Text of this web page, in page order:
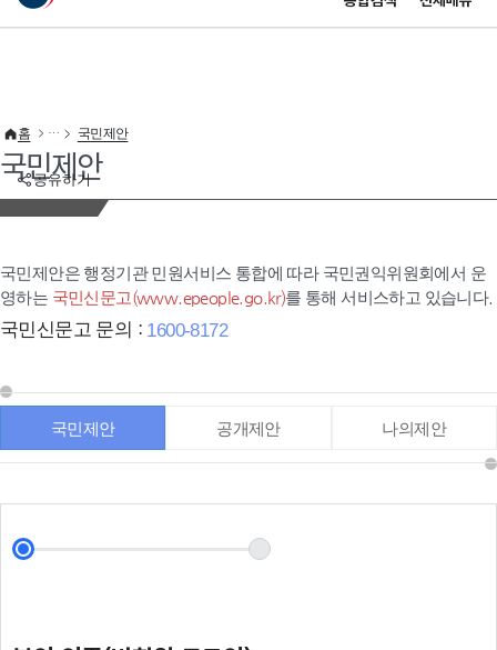
이 누리집은 대한민국 공식 전자정부 누리집입니다.
공유하기
홈 국민제안
국민제안
국민제안은 행정기관 민원서비스 통합에 따라 국민권익위원회에서 운
영하는 국민신문고(www.epeople.go.kr)를 통해 서비스하고 있습니다.
국민신문고 문의 : 1600-8172
국민제안 공개제안 나의제안